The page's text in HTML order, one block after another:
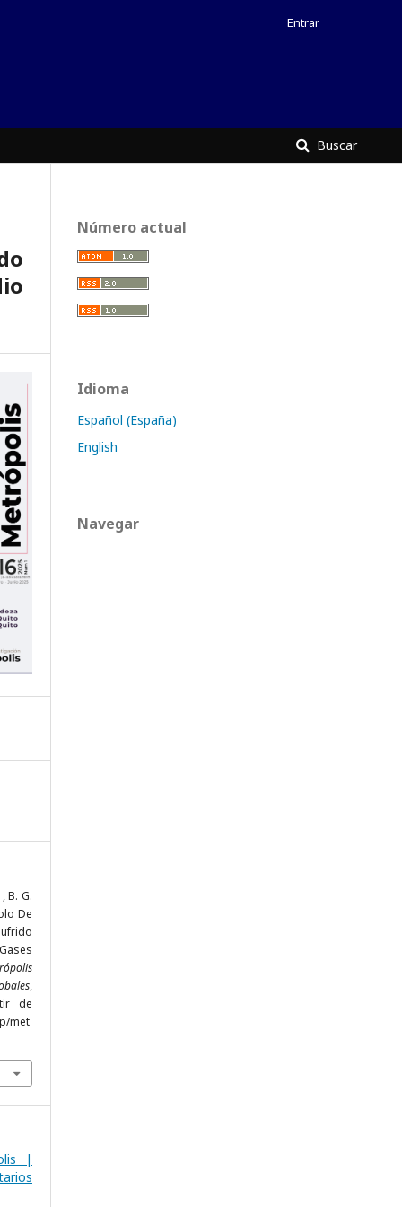
Buscar
Entrar
B. G.
De
,
de
met
|
Número actual
Idioma
Español (España)
English
Navegar